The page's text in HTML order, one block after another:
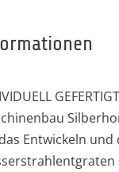
Entwickeln